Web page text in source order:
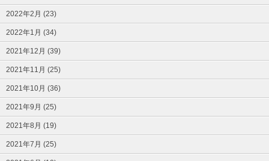
2022年2月 (23)
2022年1月 (34)
2021年12月 (39)
2021年11月 (25)
2021年10月 (36)
2021年9月 (25)
2021年8月 (19)
2021年7月 (25)